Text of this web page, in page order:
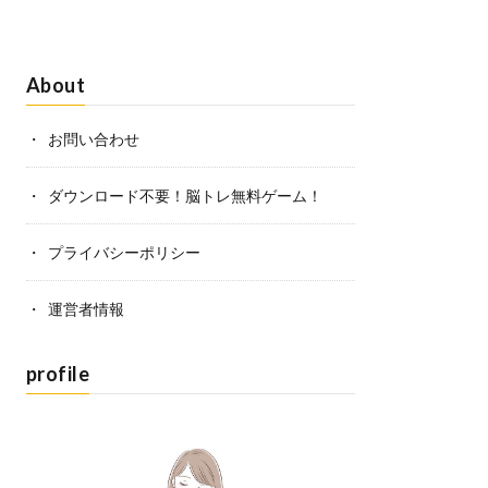
About
お問い合わせ
ダウンロード不要！脳トレ無料ゲーム！
プライバシーポリシー
運営者情報
profile